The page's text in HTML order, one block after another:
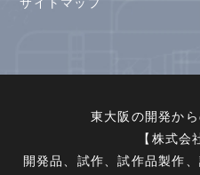
サイトマップ
東大阪の開発か
【株式会
開発品、試作、試作品製作